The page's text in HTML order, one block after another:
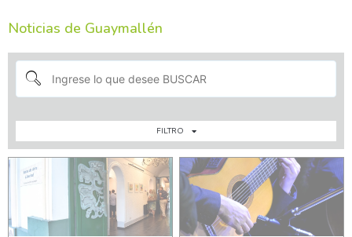
Noticias de Guaymallén
FILTRO